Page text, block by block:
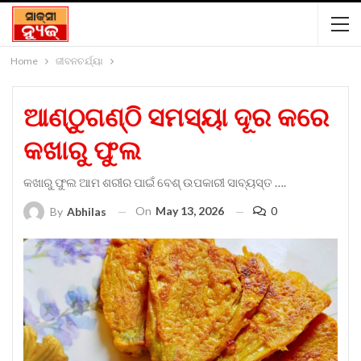
Home ଜୀବନଚର୍ଯ୍ୟା
ଆଣ୍ଠୁଗଣ୍ଠି ସମସ୍ୟା ଦୂର କରେ
କଖାରୁ ଫୁଲ
କଖାରୁ ଫୁଲ ଆମ ଶରୀର ପାଇଁ ବେଶ୍‌ ଉପକାରୀ ସାବ୍ୟସ୍ତ ….
By Abhilas On May 13, 2026 0